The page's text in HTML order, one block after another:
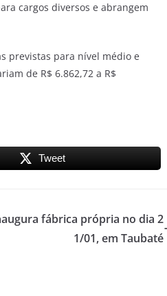
cargos diversos e abrangem
previstas para nível médio e
de R$ 6.862,72 a R$
Tweet
fábrica própria no dia 2
1/01, em Taubaté